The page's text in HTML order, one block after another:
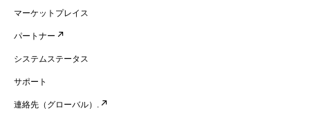
マーケットプレイス
パートナー
システムステータス
サポート
連絡先（グローバル）.